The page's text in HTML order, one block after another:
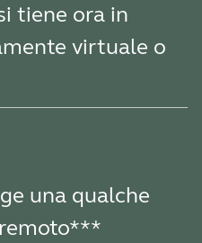
tiene ora in
virtuale o
una qualche